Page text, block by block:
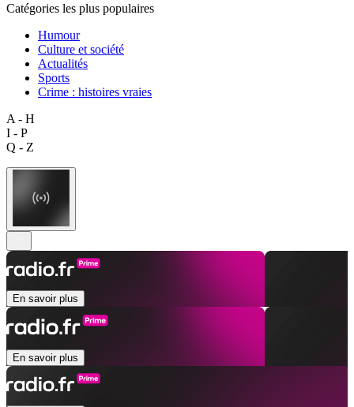
Catégories les plus populaires
Humour
Culture et société
Actualités
Sports
Crime : histoires vraies
A - H
I - P
Q - Z
En savoir plus
En savoir plus